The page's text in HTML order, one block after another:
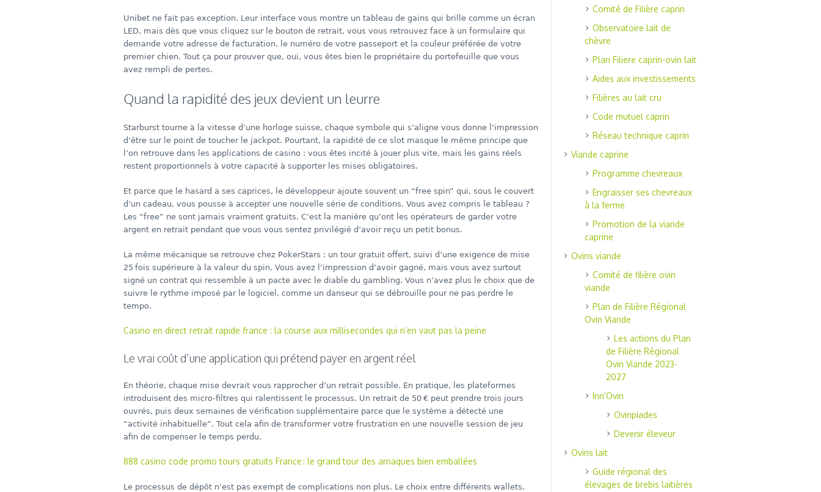
Unibet ne fait pas exception. Leur interface vous montre un tableau de gains qui brille comme un écran
LED, mais dès que vous cliquez sur le bouton de retrait, vous vous retrouvez face à un formulaire qui
demande votre adresse de facturation, le numéro de votre passeport et la couleur préférée de votre
premier chien. Tout ça pour prouver que, oui, vous êtes bien le propriétaire du portefeuille que vous
avez rempli de pertes.
Quand la rapidité des jeux devient un leurre
Starburst tourne à la vitesse d’une horloge suisse, chaque symbole qui s’aligne vous donne l’impression
d’être sur le point de toucher le jackpot. Pourtant, la rapidité de ce slot masque le même principe que
l’on retrouve dans les applications de casino : vous êtes incité à jouer plus vite, mais les gains réels
restent proportionnels à votre capacité à supporter les mises obligatoires.
Et parce que le hasard a ses caprices, le développeur ajoute souvent un “free spin” qui, sous le couvert
d’un cadeau, vous pousse à accepter une nouvelle série de conditions. Vous avez compris le tableau ?
Les “free” ne sont jamais vraiment gratuits. C’est la manière qu’ont les opérateurs de garder votre
argent en retrait pendant que vous vous sentez privilégié d’avoir reçu un petit bonus.
La même mécanique se retrouve chez PokerStars : un tour gratuit offert, suivi d’une exigence de mise
25 fois supérieure à la valeur du spin. Vous avez l’impression d’avoir gagné, mais vous avez surtout
signé un contrat qui ressemble à un pacte avec le diable du gambling. Vous n’avez plus le choix que de
suivre le rythme imposé par le logiciel, comme un danseur qui se débrouille pour ne pas perdre le
tempo.
Casino en direct retrait rapide france : la course aux millisecondes qui n’en vaut pas la peine
Le vrai coût d’une application qui prétend payer en argent réel
En théorie, chaque mise devrait vous rapprocher d’un retrait possible. En pratique, les plateformes
introduisent des micro‑filtres qui ralentissent le processus. Un retrait de 50 € peut prendre trois jours
ouvrés, puis deux semaines de vérification supplémentaire parce que le système a détecté une
“activité inhabituelle”. Tout cela afin de transformer votre frustration en une nouvelle session de jeu
afin de compenser le temps perdu.
888 casino code promo tours gratuits France : le grand tour des arnaques bien emballées
Le processus de dépôt n’est pas exempt de complications non plus. Le choix entre différents wallets,
Comité de Filière caprin
Observatoire lait de
chèvre
Plan Filiere caprin-ovin lait
Aides aux investissements
Filières au lait cru
Code mutuel caprin
Réseau technique caprin
Viande caprine
Programme chevreaux
Engraisser ses chevreaux
à la ferme
Promotion de la viande
caprine
Ovins viande
Comité de filière ovin
viande
Plan de Filière Régional
Ovin Viande
Les actions du Plan
de Filière Régional
Ovin Viande 2023-
2027
Inn’Ovin
Ovinpiades
Devenir éleveur
Ovins lait
Guide régional des
élevages de brebis laitières